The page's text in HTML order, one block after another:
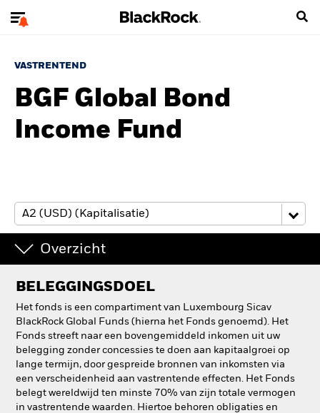
VASTRENTEND
BGF Global Bond
Income Fund
Overzicht
BELEGGINGSDOEL
Het fonds is een compartiment van Luxembourg Sicav
BlackRock Global Funds (hierna het Fonds genoemd). Het
Fonds streeft naar een bovengemiddeld inkomen uit uw
belegging zonder concessies te doen aan kapitaalgroei op
lange termijn, door gespreide bronnen van inkomsten via
een verscheidenheid aan vastrentende effecten. Het Fonds
belegt wereldwijd ten minste 70% van zijn totale vermogen
in vastrentende waarden. Hiertoe behoren obligaties en